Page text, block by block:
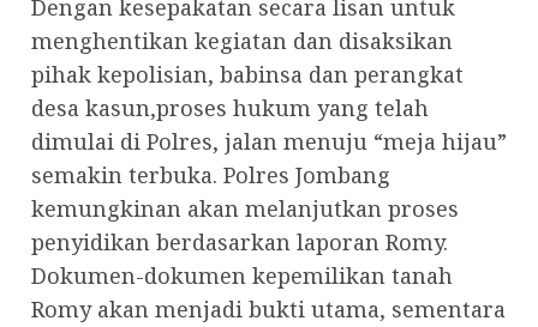
Dengan kesepakatan secara lisan untuk
menghentikan kegiatan dan disaksikan
pihak kepolisian, babinsa dan perangkat
desa kasun,proses hukum yang telah
dimulai di Polres, jalan menuju “meja hijau”
semakin terbuka. Polres Jombang
kemungkinan akan melanjutkan proses
penyidikan berdasarkan laporan Romy.
Dokumen-dokumen kepemilikan tanah
Romy akan menjadi bukti utama, sementara